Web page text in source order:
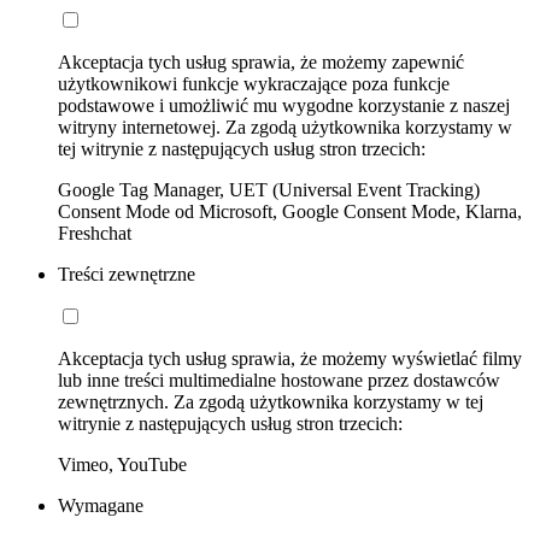
Akceptacja tych usług sprawia, że możemy zapewnić
użytkownikowi funkcje wykraczające poza funkcje
podstawowe i umożliwić mu wygodne korzystanie z naszej
witryny internetowej. Za zgodą użytkownika korzystamy w
tej witrynie z następujących usług stron trzecich:
Google Tag Manager, UET (Universal Event Tracking)
Consent Mode od Microsoft, Google Consent Mode, Klarna,
Freshchat
Treści zewnętrzne
Akceptacja tych usług sprawia, że możemy wyświetlać filmy
lub inne treści multimedialne hostowane przez dostawców
zewnętrznych. Za zgodą użytkownika korzystamy w tej
witrynie z następujących usług stron trzecich:
Vimeo, YouTube
Wymagane